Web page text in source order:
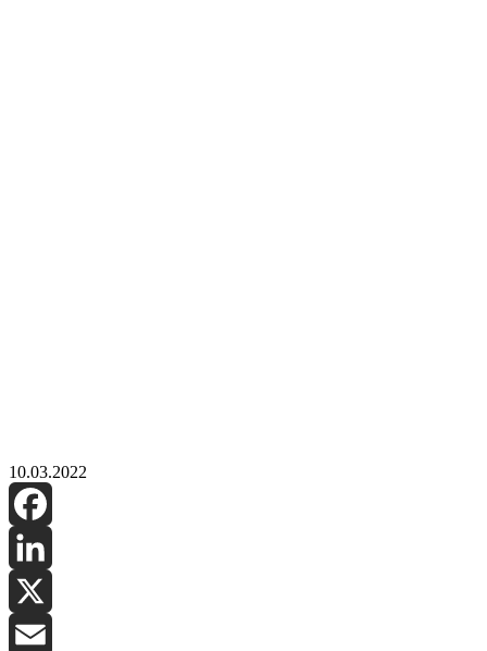
10.03.2022
Facebook
LinkedIn
X